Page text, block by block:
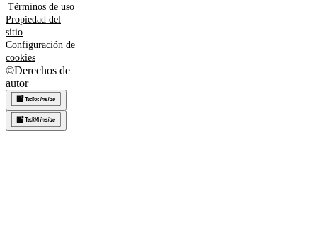
Términos de uso
Propiedad del
sitio
Configuración de
cookies
©Derechos de
autor